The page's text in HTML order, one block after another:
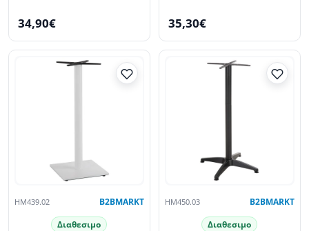
34,90€ 35,30€
HM439.02 B2BMARKT
Διαθεσιμο
HM450.03 B2BMARKT
Διαθεσιμο